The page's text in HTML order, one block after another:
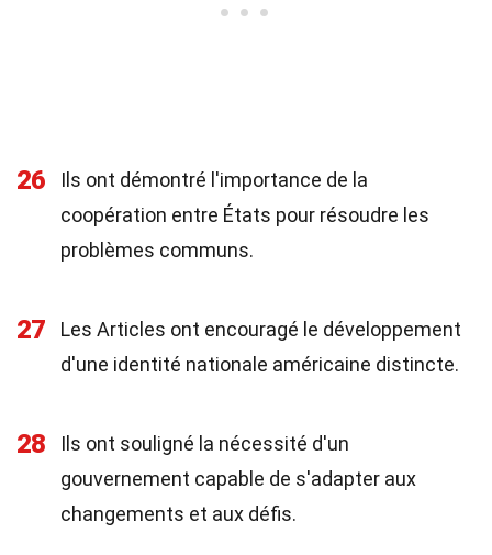
26
Ils ont démontré l'importance de la
coopération entre États pour résoudre les
problèmes communs.
27
Les Articles ont encouragé le développement
d'une identité nationale américaine distincte.
28
Ils ont souligné la nécessité d'un
gouvernement capable de s'adapter aux
changements et aux défis.